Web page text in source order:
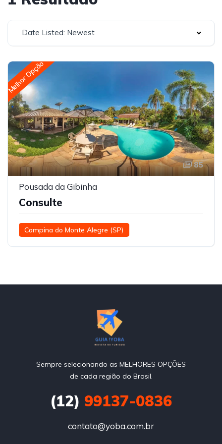
Date Listed: Newest
Melhor Opção
85
Pousada da Gibinha
Consulte
Campina do Monte Alegre (SP)
Sempre selecionando as MELHORES OPÇÕES
de cada região do Brasil.
(12) 99137-0836
contato@yoba.com.br